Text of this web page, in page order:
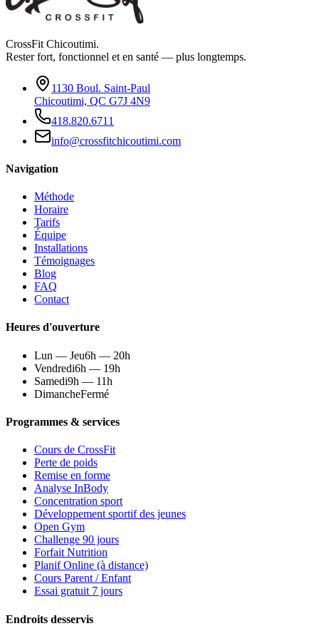
CrossFit Chicoutimi.
Rester fort, fonctionnel et en santé — plus longtemps.
1130 Boul. Saint-Paul
Chicoutimi, QC G7J 4N9
418.820.6711
info@crossfitchicoutimi.com
Navigation
Méthode
Horaire
Tarifs
Équipe
Installations
Témoignages
Blog
FAQ
Contact
Heures d'ouverture
Lun — Jeu6h — 20h
Vendredi6h — 19h
Samedi9h — 11h
DimancheFermé
Programmes & services
Cours de CrossFit
Perte de poids
Remise en forme
Analyse InBody
Concentration sport
Développement sportif des jeunes
Open Gym
Challenge 90 jours
Forfait Nutrition
Planif Online (à distance)
Cours Parent / Enfant
Essai gratuit 7 jours
Endroits desservis